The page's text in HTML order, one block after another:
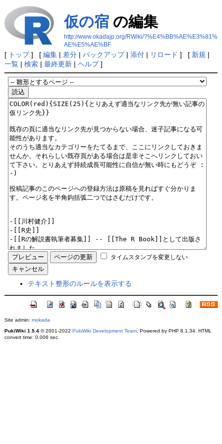
仮の宿の編集
http://www.okadajp.org/RWiki/?%E4%BB%AE%E3%81%
AE%E5%AE%BF
[ トップ] [ 編集| 差分| バックアップ| 添付| リロード ] [ 新規 |
一覧| 検索| 最終更新| ヘルプ]
タイムスタンプを変更しない
テキスト整形のルールを表示する
Site admin: mokada
PukiWiki 1.5.4© 2001-2022 PukiWiki Development Team. Powered by PHP 8.1.34. HTML
convert time: 0.006 sec.